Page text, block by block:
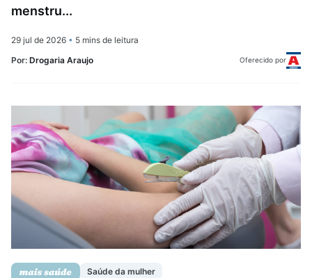
menstru...
29 jul de 2026 • 5 mins de leitura
Por: Drogaria Araujo Oferecido por
Saúde da mulher